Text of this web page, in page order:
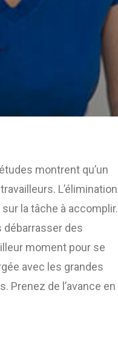
montrent qu’un
L’élimination
la tâche à accomplir.
débarrasser des
moment pour se
avec les grandes
Prenez de l’avance en